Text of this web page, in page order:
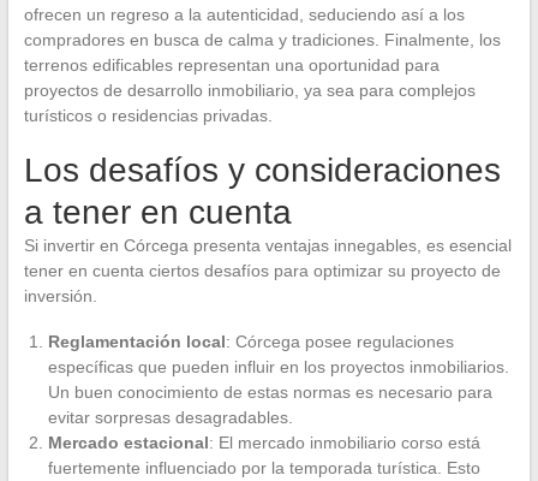
ofrecen un regreso a la autenticidad, seduciendo así a los
compradores en busca de calma y tradiciones. Finalmente, los
terrenos edificables representan una oportunidad para
proyectos de desarrollo inmobiliario, ya sea para complejos
turísticos o residencias privadas.
Los desafíos y consideraciones
a tener en cuenta
Si invertir en Córcega presenta ventajas innegables, es esencial
tener en cuenta ciertos desafíos para optimizar su proyecto de
inversión.
Reglamentación local: Córcega posee regulaciones
específicas que pueden influir en los proyectos inmobiliarios.
Un buen conocimiento de estas normas es necesario para
evitar sorpresas desagradables.
Mercado estacional: El mercado inmobiliario corso está
fuertemente influenciado por la temporada turística. Esto